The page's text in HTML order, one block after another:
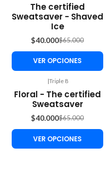
The certified
Sweatsaver - Shaved
Ice
$40.000$65.000
VER OPCIONES
-38%
OFF
|Triple 8
Floral - The certified
Sweatsaver
$40.000$65.000
VER OPCIONES